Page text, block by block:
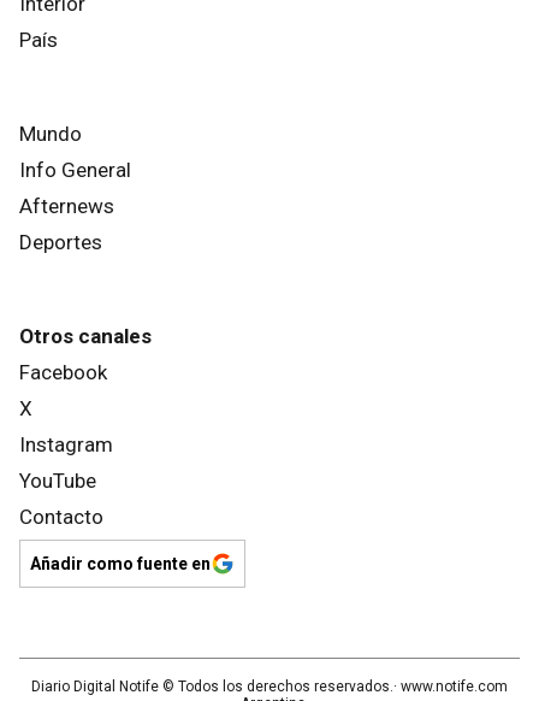
País
Mundo
Info General
Afternews
Deportes
Otros canales
Facebook
X
Instagram
YouTube
Contacto
Añadir como fuente en
Diario Digital Notife © Todos los derechos reservados.· www.notife.com